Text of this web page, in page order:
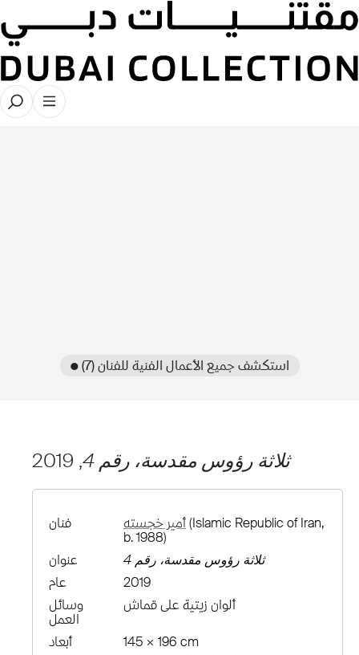
● استكشف جميع الأعمال الفنية للفنان (7)
ثلاثة رؤوس مقدسة، رقم 4 , 2019
فنان أمير خجسته(Islamic Republic of Iran,
b. 1988)
عنوان
ثلاثة رؤوس مقدسة، رقم 4
عام
2019
وسائل
العمل
ألوان زيتية على قماش
أبعاد
145 × 196 cm